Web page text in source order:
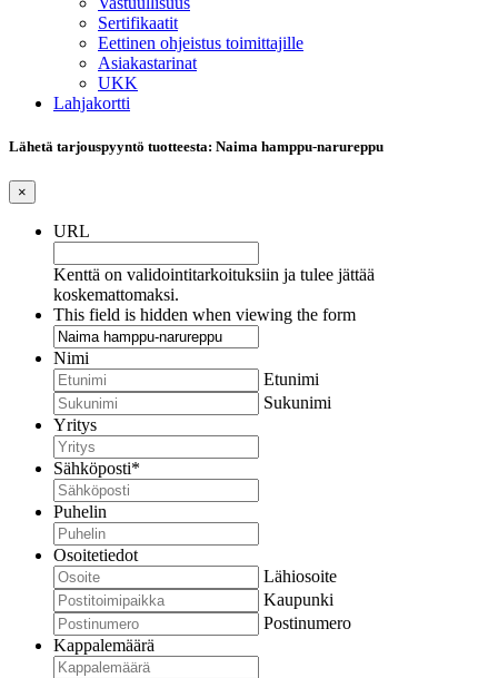
Sertifikaatit
Eettinen ohjeistus toimittajille
Asiakastarinat
UKK
Lahjakortti
Lähetä tarjouspyyntö tuotteesta: Naima hamppu-narureppu
×
URL
Kenttä on validointitarkoituksiin ja tulee jättää
koskemattomaksi.
This field is hidden when viewing the form
Nimi
Etunimi
Sukunimi
Yritys
Sähköposti*
Puhelin
Osoitetiedot
Lähiosoite
Kaupunki
Postinumero
Kappalemäärä